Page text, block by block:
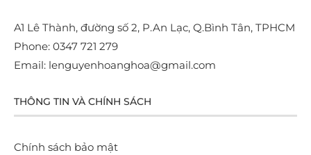
A1 Lê Thành, đường số 2, P.An Lạc, Q.Bình Tân, TPHCM
Phone: 0347 721 279
Email: lenguyenhoanghoa@gmail.com
THÔNG TIN VÀ CHÍNH SÁCH
Chính sách bảo mật